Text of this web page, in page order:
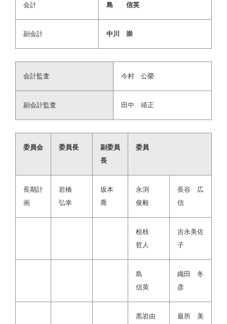
会計 島 信英
副会計 中川 崇
会計監査 今村 公榮
副会計監査 田中 靖正
委員会 委員長
副委員
長
委員
長期計
画
岩橋
弘幸
坂本
喬
永渕
俊毅
長谷 広
信
桧枝
哲人
吉永美佐
子
島
信英
織田 冬
彦
黒岩由
最所 美